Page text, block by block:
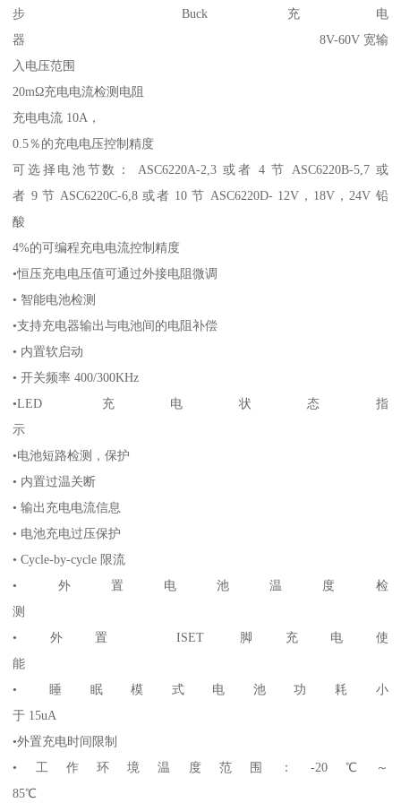
步 Buck 充电
器 8V-60V 宽输
入电压范围
20mΩ充电电流检测电阻
充电电流 10A，
0.5％的充电电压控制精度
可选择电池节数： ASC6220A-2,3 或者 4 节 ASC6220B-5,7 或
者 9 节 ASC6220C-6,8 或者 10 节 ASC6220D- 12V，18V，24V 铅
酸
4%的可编程充电电流控制精度
•恒压充电电压值可通过外接电阻微调
• 智能电池检测
•支持充电器输出与电池间的电阻补偿
• 内置软启动
• 开关频率 400/300KHz
•LED 充电状态指
示
•电池短路检测，保护
• 内置过温关断
• 输出充电电流信息
• 电池充电过压保护
• Cycle-by-cycle 限流
•外置电池温度检
测
•外置 ISET 脚充电使
能
• 睡眠模式电池功耗小
于 15uA
•外置充电时间限制
•工作环境温度范围：-20℃～
85℃